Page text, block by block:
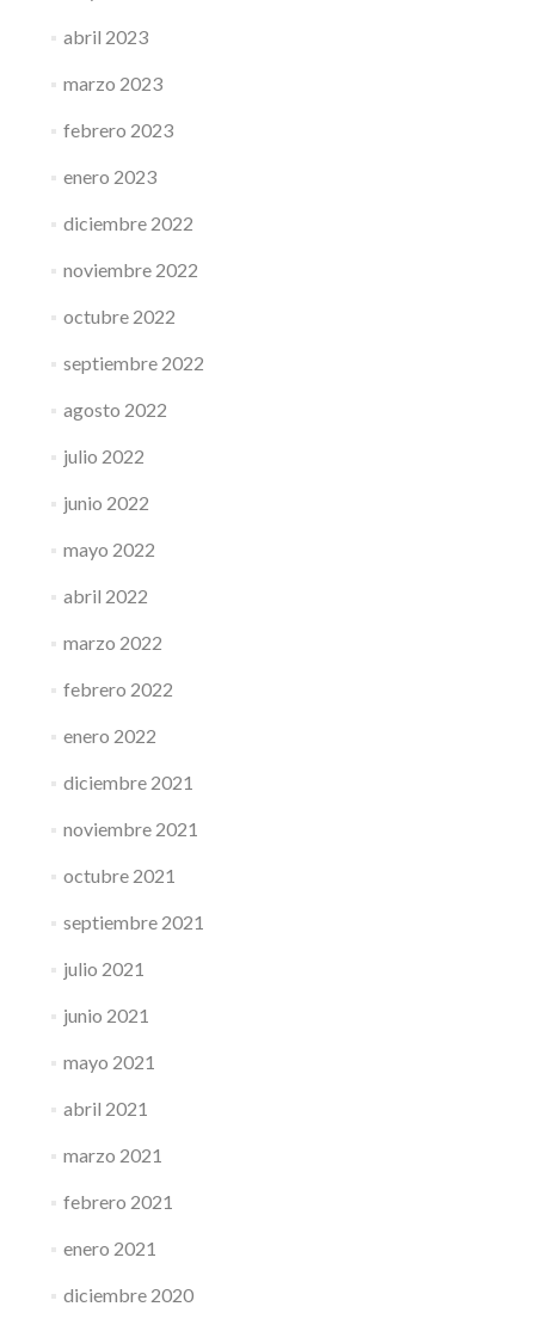
abril 2023
marzo 2023
febrero 2023
enero 2023
diciembre 2022
noviembre 2022
octubre 2022
septiembre 2022
agosto 2022
julio 2022
junio 2022
mayo 2022
abril 2022
marzo 2022
febrero 2022
enero 2022
diciembre 2021
noviembre 2021
octubre 2021
septiembre 2021
julio 2021
junio 2021
mayo 2021
abril 2021
marzo 2021
febrero 2021
enero 2021
diciembre 2020